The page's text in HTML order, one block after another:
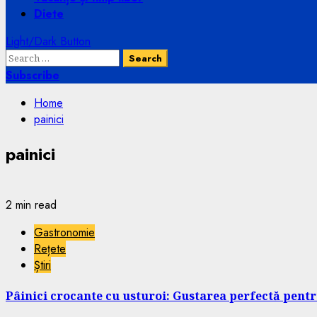
Diete
Light/Dark Button
Search
for:
Subscribe
Home
painici
painici
2 min read
Gastronomie
Rețete
Știri
Pâinici crocante cu usturoi: Gustarea perfectă